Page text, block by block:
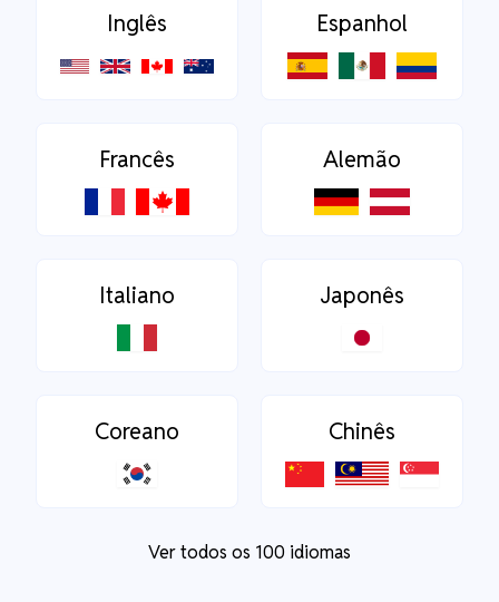
Inglês Espanhol
Francês Alemão
Italiano Japonês
Coreano Chinês
Ver todos os 100 idiomas